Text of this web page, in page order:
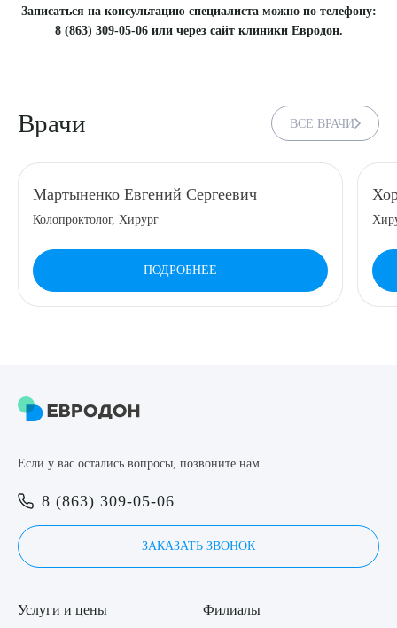
Записаться на консультацию специалиста можно по телефону:
8 (863) 309-05-06 или через сайт клиники Евродон.
Врачи ВСЕ ВРАЧИ
Мартыненко Евгений Сергеевич
Колопроктолог, Хирург
ПОДРОБНЕЕ
Если у вас остались вопросы, позвоните нам
8 (863) 309-05-06
ЗАКАЗАТЬ ЗВОНОК
Услуги и цены Филиалы